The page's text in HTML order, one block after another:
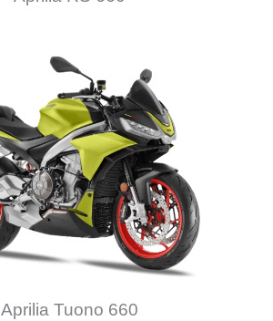
Aprilia Tuono 660